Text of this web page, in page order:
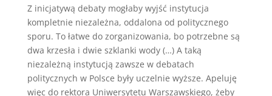
Z inicjatywą debaty mogłaby wyjść instytucja
kompletnie niezależna, oddalona od politycznego
sporu. To łatwe do zorganizowania, bo potrzebne są
dwa krzesła i dwie szklanki wody (…) A taką
niezależną instytucją zawsze w debatach
politycznych w Polsce były uczelnie wyższe. Apeluję
więc do rektora Uniwersytetu Warszawskiego, żeby